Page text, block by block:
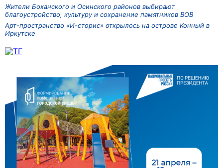
Жители Боханского и Осинского районов выбирают
благоустройство, культуру и сохранение памятников ВОВ
Арт-пространство «И-сторис» открылось на острове Конный в
Иркутске